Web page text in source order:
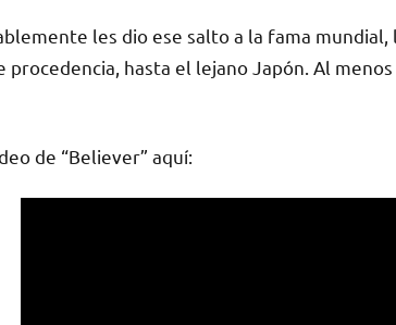
les dio ese salto a la fama
procedencia, hasta el lejano Japón. Al
de “Believer” aquí: